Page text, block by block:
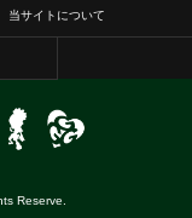
当サイトについて
Reserve.